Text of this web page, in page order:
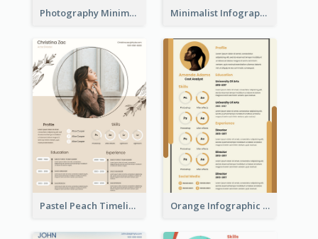
Photography Minimalist Design Resume Minimalist Infographic Resume
Pastel Peach Timeline Resume Orange Infographic Market Analyst Resume